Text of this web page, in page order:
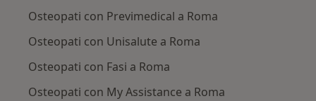
Osteopati con Previmedical a Roma
Osteopati con Unisalute a Roma
Osteopati con Fasi a Roma
Osteopati con My Assistance a Roma